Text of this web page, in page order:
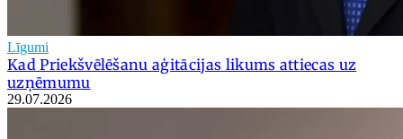
Līgumi
Kad Priekšvēlēšanu aģitācijas likums attiecas uz
uzņēmumu
29.07.2026